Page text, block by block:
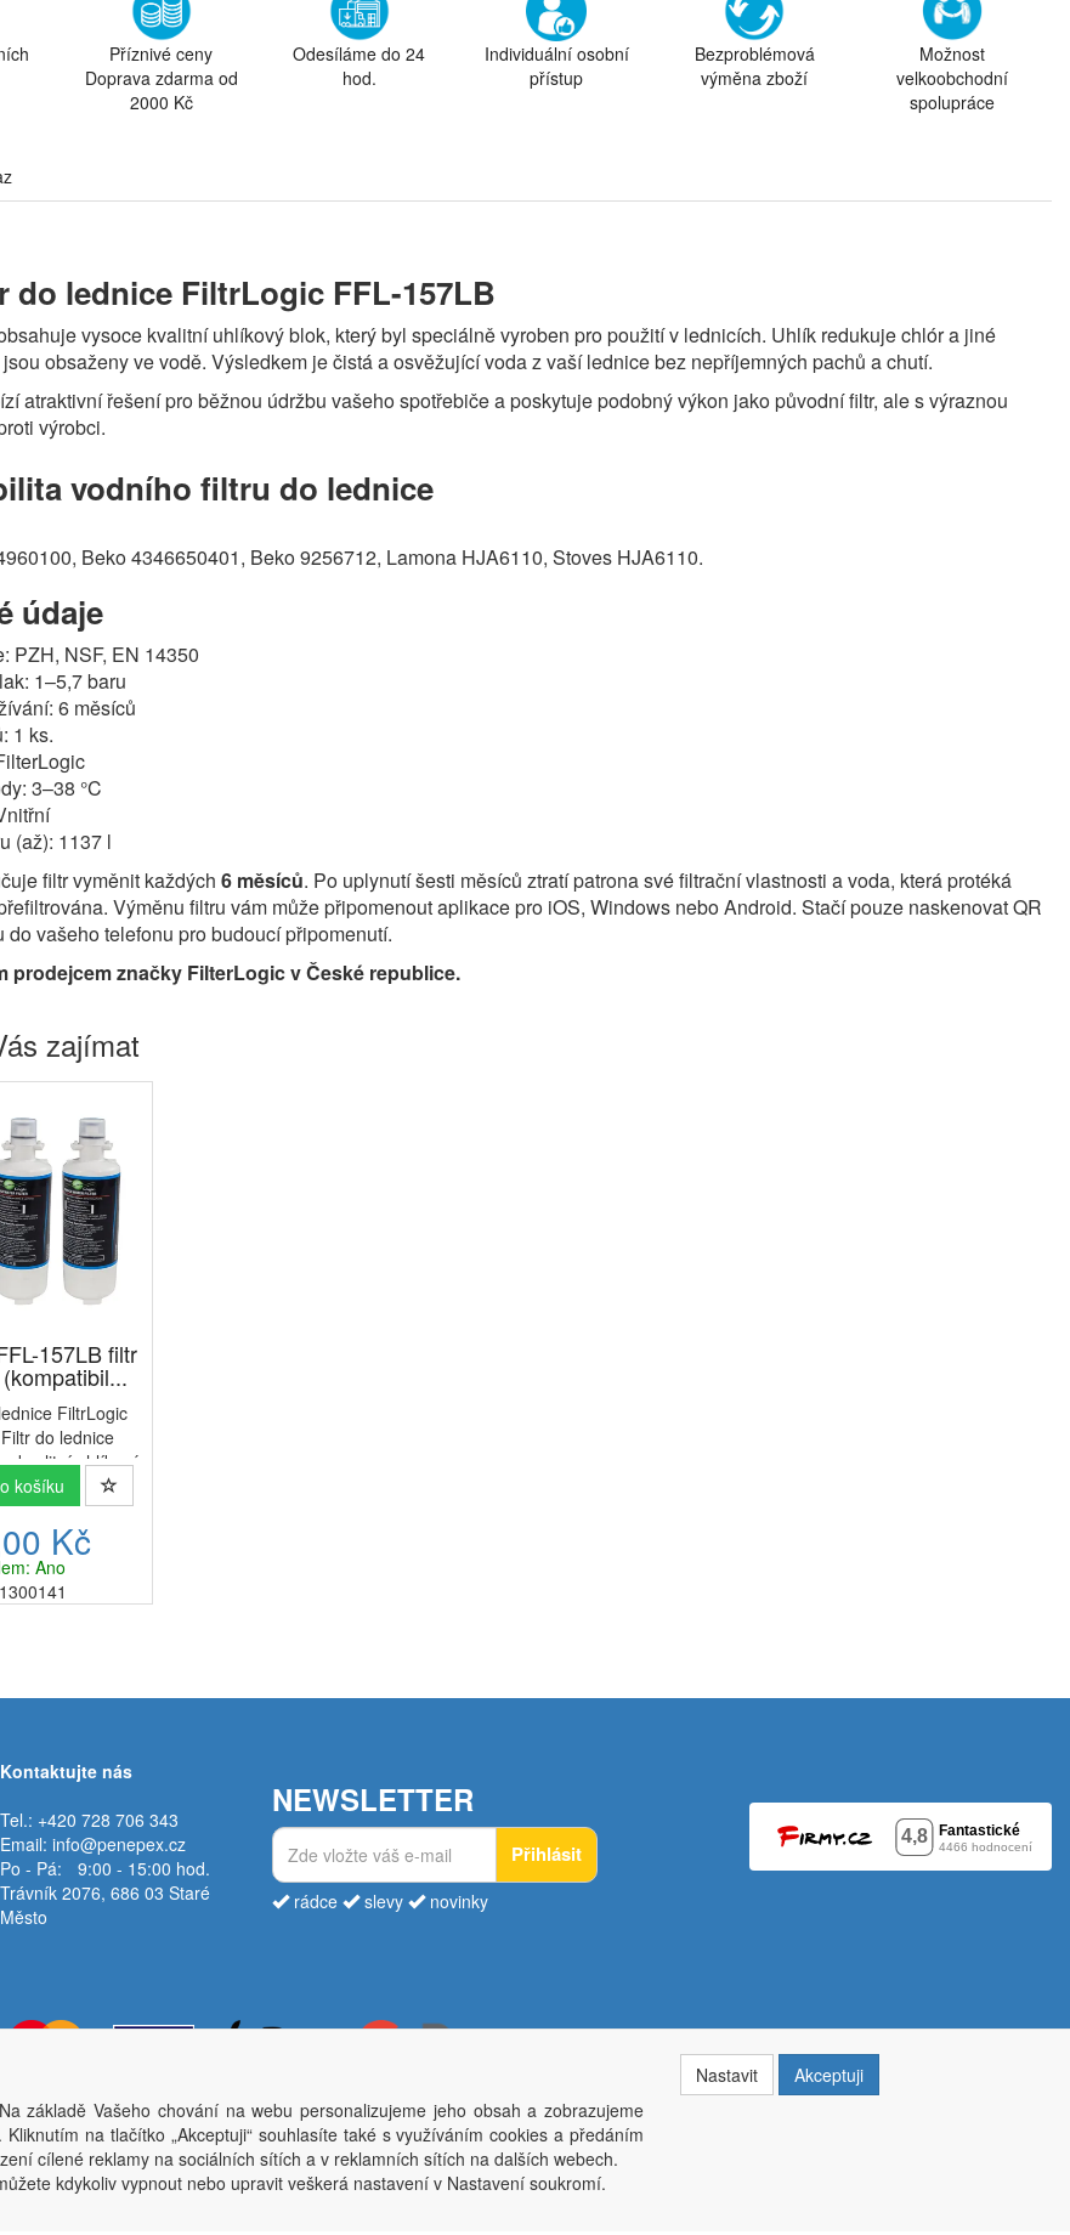
Příznivé ceny
Doprava zdarma od
2000 Kč
Odesíláme do 24
hod.
Individuální osobní
přístup
Bezproblémová
výměna zboží
Možnost
velkoobchodní
spolupráce
do lednice FiltrLogic FFL-157LB
vysoce kvalitní uhlíkový blok, který byl speciálně vyroben pro použití v lednicích. Uhlík redukuje chlór a jiné
obsaženy ve vodě. Výsledkem je čistá a osvěžující voda z vaší lednice bez nepříjemných pachů a chutí.
atraktivní řešení pro běžnou údržbu vašeho spotřebiče a poskytuje podobný výkon jako původní filtr, ale s výraznou
výrobci.
vodního filtru do lednice
Beko 4346650401, Beko 9256712, Lamona HJA6110, Stoves HJA6110.
údaje
PZH, NSF, EN 14350
1–5,7 baru
6 měsíců
1 ks.
3–38 °C
(až): 1137 l
filtr vyměnit každých 6 měsíců. Po uplynutí šesti měsíců ztratí patrona své filtrační vlastnosti a voda, která protéká
Výměnu filtru vám může připomenout aplikace pro iOS, Windows nebo Android. Stačí pouze naskenovat QR
do vašeho telefonu pro budoucí připomenutí.
prodejcem značky FilterLogic v České republice.
zajímat
157LB filtr
FiltrLogic
do lednice
kvalitní uhlíkový
vyroben
Uhlík
a jiné nečistoty
js...
košíku
Kč
Ano
Kontaktujte nás
Tel.: +420 728 706 343
Email: info@penepex.cz
Po - Pá:
9:00 - 15:00 hod.
Trávník 2076, 686 03 Staré
Město
NEWSLETTER
Přihlásit
rádce slevy novinky
Copyright © Penepex s.r.o. 2025, powered byABRA E-shop
IČO: 03220923; DIČ: CZ03220923; zápis do obchodního rejstříku dne 22. 7. 2014, krajský soud v Brně oddíl C, vložka 84002
základě Vašeho chování na webu personalizujeme jeho obsah a zobrazujeme
na tlačítko „Akceptuji“ souhlasíte také s využíváním cookies a předáním
cílené reklamy na sociálních sítích a v reklamních sítích na dalších webech.
kdykoliv vypnout nebo upravit veškerá nastavení v Nastavení soukromí.
Nastavit Akceptuji